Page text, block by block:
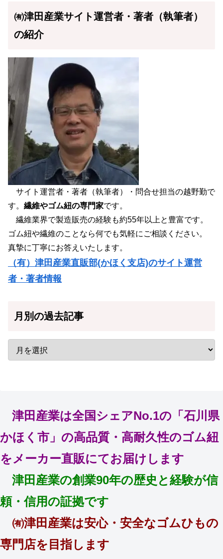
㈲津田産業サイト運営者・著者（執筆者）
の紹介
サイト運営者・著者（執筆者）・問合せ担当の越野勤で
す。 繊維やゴム紐の専門家です。
繊維業界で製造販売の経験も約55年以上と豊富です。
ゴム紐や繊維のことなら何でも気軽にご相談ください。
真摯に丁寧にお答えいたします。
（有）津田産業直販部(かほく支店)のサイト運営
者・著者情報
月別の過去記事
津田産業は全国シェアNo.1の「石川県
かほく市」の高品質・高耐久性のゴム紐
をメーカー直販にてお届けします
津田産業の創業90年の歴史と経験が信
頼・信用の証拠です
㈲津田産業は安心・安全なゴムひもの
専門店を目指します